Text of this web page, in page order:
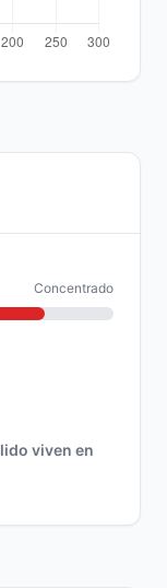
Concentrado
viven en